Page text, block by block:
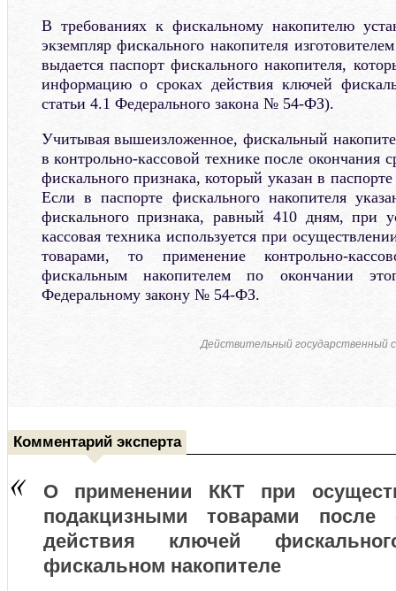
В требованиях к фискальному накопителю
экземпляр фискального накопителя
выдается паспорт фискального накопителя,
информацию о сроках действия ключей
статьи 4.1 Федерального закона № 54-ФЗ).
Учитывая вышеизложенное, фискальный
в контрольно-кассовой технике после окончания
фискального признака, который указан в
Если в паспорте фискального накопителя
фискального признака, равный 410 дням, при
кассовая техника используется при
товарами, то применение контрольно-
фискальным накопителем по окончании
Федеральному закону № 54-ФЗ.
Действительный государственный
Комментарий эксперта
О применении ККТ при
подакцизными товарами после
действия ключей
фискальном накопителе